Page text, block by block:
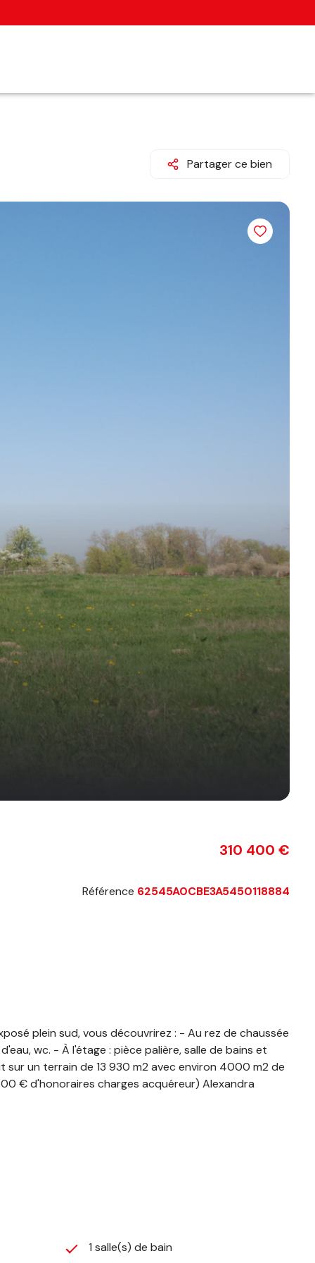
Partager ce bien
310 400 €
Référence 62545A0CBE3A5450118884
plein sud, vous découvrirez : - Au rez de chaussée
wc. - À l'étage : pièce palière, salle de bains et
sur un terrain de 13 930 m2 avec environ 4000 m2 de
€ d'honoraires charges acquéreur) Alexandra
1 salle(s) de bain